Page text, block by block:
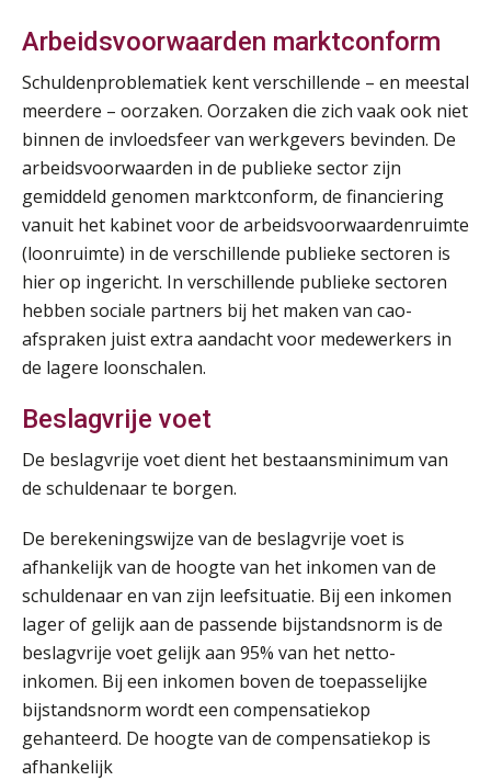
Arbeidsvoorwaarden marktconform
Schuldenproblematiek kent verschillende – en meestal
meerdere – oorzaken. Oorzaken die zich vaak ook niet
binnen de invloedsfeer van werkgevers bevinden. De
arbeidsvoorwaarden in de publieke sector zijn
gemiddeld genomen marktconform, de financiering
vanuit het kabinet voor de arbeidsvoorwaardenruimte
(loonruimte) in de verschillende publieke sectoren is
hier op ingericht. In verschillende publieke sectoren
hebben sociale partners bij het maken van cao-
afspraken juist extra aandacht voor medewerkers in
de lagere loonschalen.
Beslagvrije voet
De beslagvrije voet dient het bestaansminimum van
de schuldenaar te borgen.
De berekeningswijze van de beslagvrije voet is
afhankelijk van de hoogte van het inkomen van de
schuldenaar en van zijn leefsituatie. Bij een inkomen
lager of gelijk aan de passende bijstandsnorm is de
beslagvrije voet gelijk aan 95% van het netto-
inkomen. Bij een inkomen boven de toepasselijke
bijstandsnorm wordt een compensatiekop
gehanteerd. De hoogte van de compensatiekop is
afhankelijk